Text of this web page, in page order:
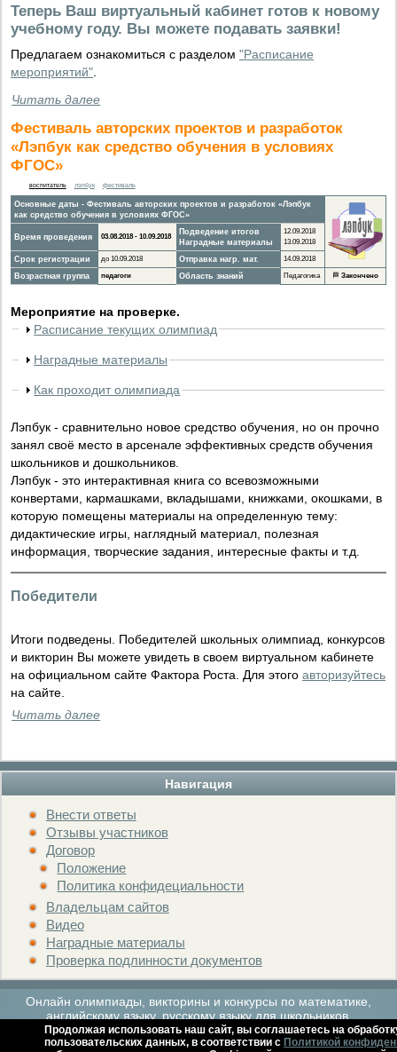
Навигация
Внести ответы
Отзывы участников
Договор
Положение
Политика конфидециальности
Владельцам сайтов
Видео
Наградные материалы
Проверка подлинности документов
Теперь Ваш виртуальный кабинет готов к новому
учебному году. Вы можете подавать заявки!
Предлагаем ознакомиться с разделом "Расписание
мероприятий"
Читать далее
Фестиваль авторских проектов и разработок
«Лэпбук как средство обучения в условиях
ФГОС»
воспитатель лэпбук фестиваль
Основные даты - Фестиваль авторских проектов и разработок «Лэпбук
как средство обучения в условиях ФГОС»
Время проведения 03.08.2018 - 10.09.2018
Подведение итогов
Наградные материалы
12.09.2018
13.09.2018
Срок регистрации до 10.09.2018 Отправка нагр. мат. 14.09.2018
Возрастная группа педагоги Область знаний Педагогика 🏁 Закончено
Мероприятие на проверке.
Расписание текущих олимпиад
Наградные материалы
Как проходит олимпиада
Лэпбук - сравнительно новое средство обучения, но он прочно
занял своё место в арсенале эффективных средств обучения
школьников и дошкольников.
Лэпбук - это интерактивная книга со всевозможными
конвертами, кармашками, вкладышами, книжками, окошками, в
которую помещены материалы на определенную тему:
дидактические игры, наглядный материал, полезная
информация, творческие задания, интересные факты и т.д.
Победители
Итоги подведены. Победителей школьных олимпиад, конкурсов
и викторин Вы можете увидеть в своем виртуальном кабинете
на официальном сайте Фактора Роста. Для этого авторизуйтесь
на сайте.
Читать далее
Онлайн олимпиады, викторины и конкурсы по математике,
английскому языку, русскому языку для школьников.
Продолжая использовать наш сайт, вы соглашаетесь на
пользовательских данных, в соответствии с Политикой